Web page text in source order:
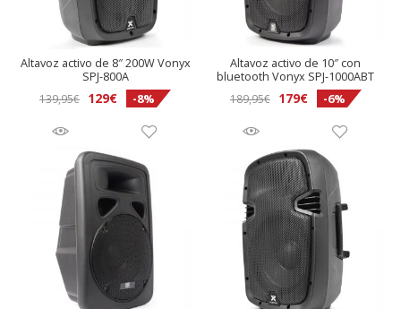
Altavoz activo de 8″ 200W Vonyx
SPJ-800A
139,95€
El
era:
139,95€.
129€El
actual
es:
129€.
-8%
Altavoz activo de 10″ con
bluetooth Vonyx SPJ-1000ABT
189,95€
El
era:
189,95€.
179€El
actual
es:
179€.
-6%